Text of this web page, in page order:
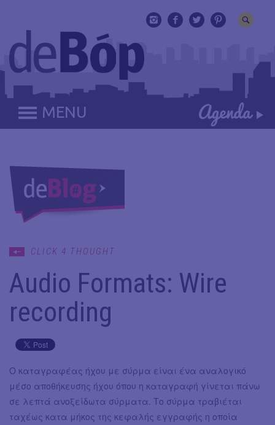
MENU
CLICK 4 THOUGHT
Audio Formats: Wire
recording
Ο καταγραφέας ήχου με σύρμα είναι ένα αναλογικό
μέσο αποθήκευσης ήχου όπου η καταγραφή γίνεται πάνω
σε λεπτά ανοξείδωτα σύρματα. Το σύρμα τραβιέται
ταχέως κατα μήκος της κεφαλής εγγραφής η οποία